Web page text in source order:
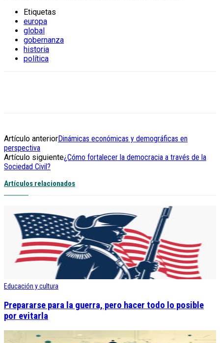
Etiquetas
europa
global
gobernanza
historia
política
Artículo anteriorDinámicas económicas y demográficas en
perspectiva
Artículo siguiente¿Cómo fortalecer la democracia a través de la
Sociedad Civil?
Artículos relacionados
Educación y cultura
Prepararse para la guerra, pero hacer todo lo posible
por evitarla